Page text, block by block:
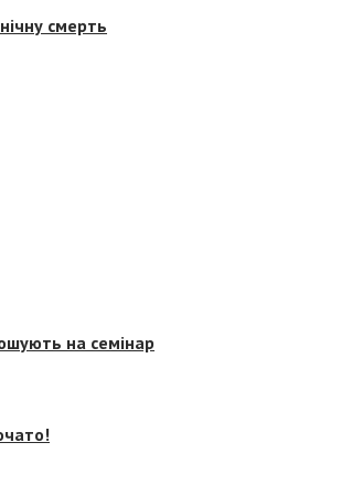
смерть
на семінар